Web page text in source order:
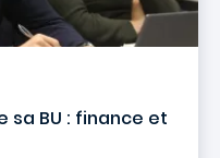
BU : finance et